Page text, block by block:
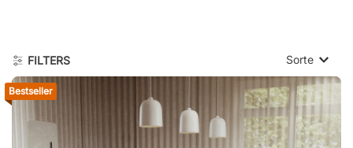
FILTERS Sorte
Laagste
Bestseller